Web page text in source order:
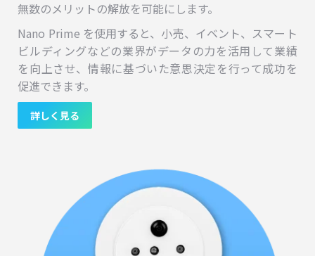
無数のメリットの解放を可能にします。
Nano Prime を使用すると、小売、イベント、スマート
ビルディングなどの業界がデータの力を活用して業績
を向上させ、情報に基づいた意思決定を行って成功を
促進できます。
詳しく見る